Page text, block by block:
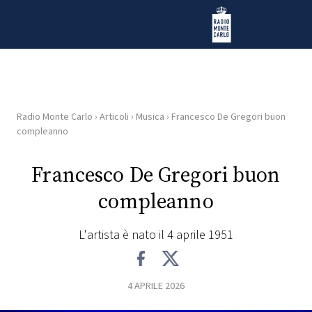
Radio Monte Carlo
HOME
RADIO
Radio Monte Carlo › Articoli › Musica › Francesco De Gregori buon
compleanno
Francesco De Gregori buon
compleanno
L'artista è nato il 4 aprile 1951
4 APRILE 2026